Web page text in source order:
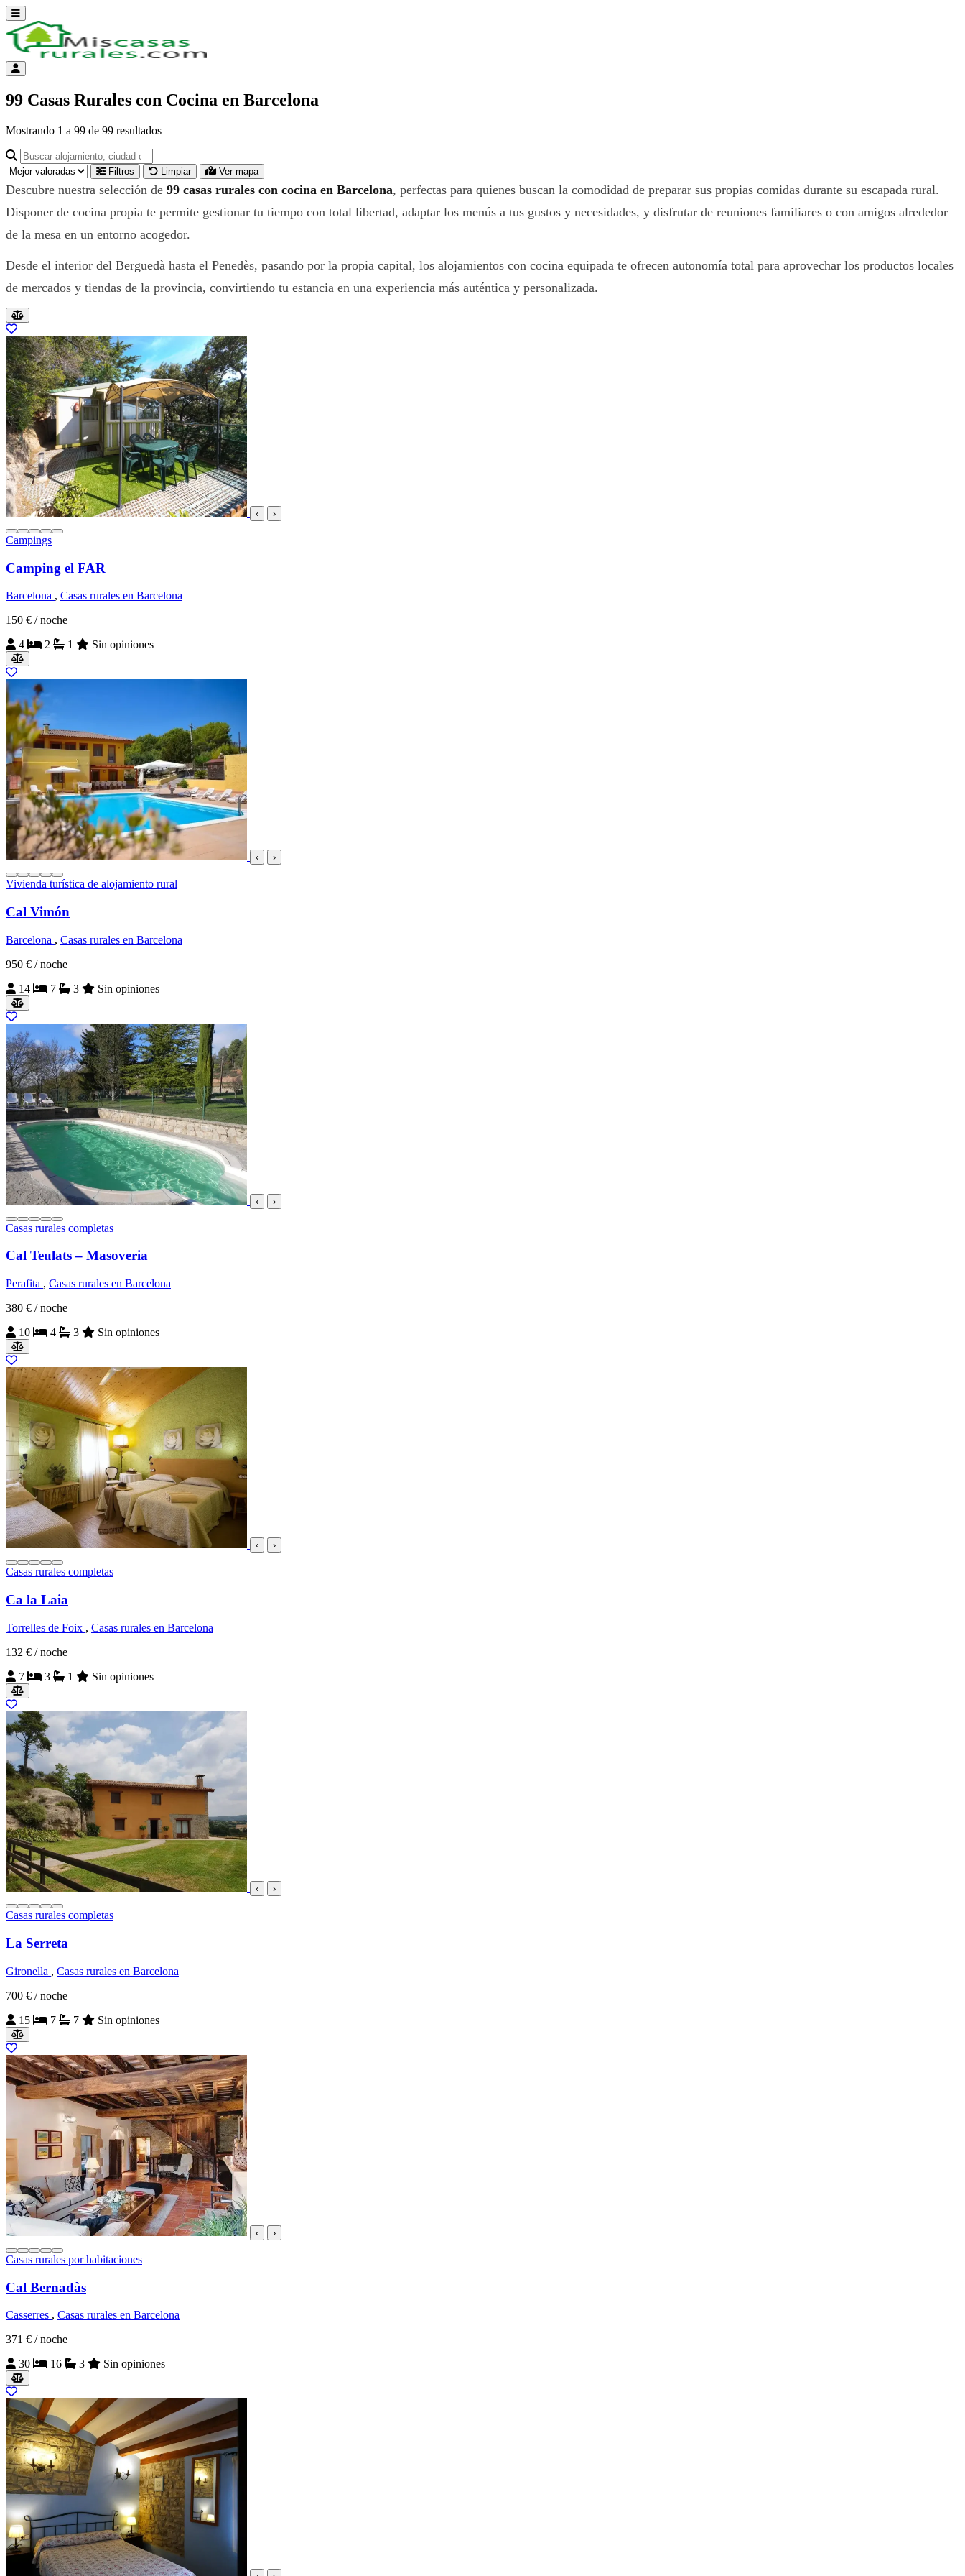
Abrir menú
Menú de cuenta
99 Casas Rurales con Cocina en Barcelona
Mostrando 1 a 99 de 99 resultados
Buscar alojamiento, ciudad o provincia para ir a su página
Filtros Limpiar Ver mapa
Descubre nuestra selección de 99 casas rurales con cocina en Barcelona, perfectas para quienes buscan la comodidad de preparar sus propias comidas durante su escapada rural.
Disponer de cocina propia te permite gestionar tu tiempo con total libertad, adaptar los menús a tus gustos y necesidades, y disfrutar de reuniones familiares o con amigos alrededor
de la mesa en un entorno acogedor.
Desde el interior del Berguedà hasta el Penedès, pasando por la propia capital, los alojamientos con cocina equipada te ofrecen autonomía total para aprovechar los productos locales
de mercados y tiendas de la provincia, convirtiendo tu estancia en una experiencia más auténtica y personalizada.
Resultados del listado
‹ ›
Campings
Camping el FAR
Barcelona , Casas rurales en Barcelona
150 € / noche
4
2 1 Sin opiniones
‹ ›
Vivienda turística de alojamiento rural
Cal Vimón
Barcelona , Casas rurales en Barcelona
950 € / noche
14
7 3 Sin opiniones
‹ ›
Casas rurales completas
Cal Teulats – Masoveria
Perafita , Casas rurales en Barcelona
380 € / noche
10
4 3 Sin opiniones
‹ ›
Casas rurales completas
Ca la Laia
Torrelles de Foix , Casas rurales en Barcelona
132 € / noche
7
3 1 Sin opiniones
‹ ›
Casas rurales completas
La Serreta
Gironella , Casas rurales en Barcelona
700 € / noche
15
7 7 Sin opiniones
‹ ›
Casas rurales por habitaciones
Cal Bernadàs
Casserres , Casas rurales en Barcelona
371 € / noche
30
16 3 Sin opiniones